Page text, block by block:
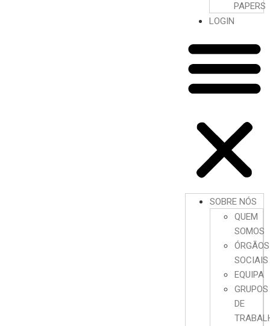
PAPERS
LOGIN
SOBRE NÓS
QUEM
SOMOS
ÓRGÃOS
SOCIAIS
EQUIPA
GRUPOS
DE